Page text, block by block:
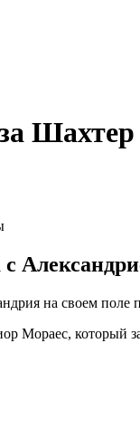
на своем поле
Мораес, который